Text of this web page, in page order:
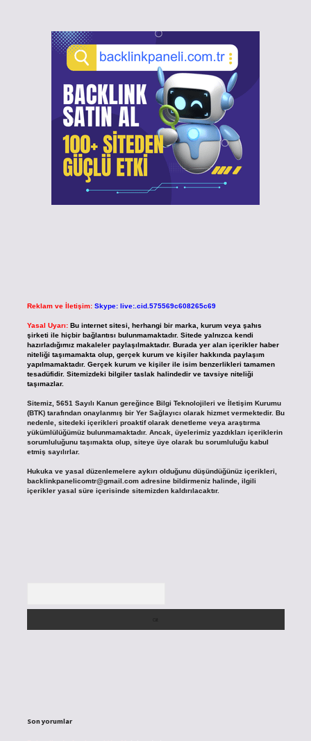
Reklam ve İletişim: Skype: live:.cid.575569c608265c69
Yasal Uyarı: Bu internet sitesi, herhangi bir marka, kurum veya şahıs
şirketi ile hiçbir bağlantısı bulunmamaktadır. Sitede yalnızca kendi
hazırladığımız makaleler paylaşılmaktadır. Burada yer alan içerikler haber
niteliği taşımamakta olup, gerçek kurum ve kişiler hakkında paylaşım
yapılmamaktadır. Gerçek kurum ve kişiler ile isim benzerlikleri tamamen
tesadüfidir. Sitemizdeki bilgiler taslak halindedir ve tavsiye niteliği
taşımazlar.
Sitemiz, 5651 Sayılı Kanun gereğince Bilgi Teknolojileri ve İletişim Kurumu
(BTK) tarafından onaylanmış bir Yer Sağlayıcı olarak hizmet vermektedir. Bu
nedenle, sitedeki içerikleri proaktif olarak denetleme veya araştırma
yükümlülüğümüz bulunmamaktadır. Ancak, üyelerimiz yazdıkları içeriklerin
sorumluluğunu taşımakta olup, siteye üye olarak bu sorumluluğu kabul
etmiş sayılırlar.
Hukuka ve yasal düzenlemelere aykırı olduğunu düşündüğünüz içerikleri,
backlinkpanelicomtr@gmail.comadresine bildirmeniz halinde, ilgili
içerikler yasal süre içerisinde sitemizden kaldırılacaktır.
Son yorumlar